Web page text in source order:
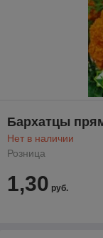
Бархатцы
Нет в наличии
Розница
1,30 руб.